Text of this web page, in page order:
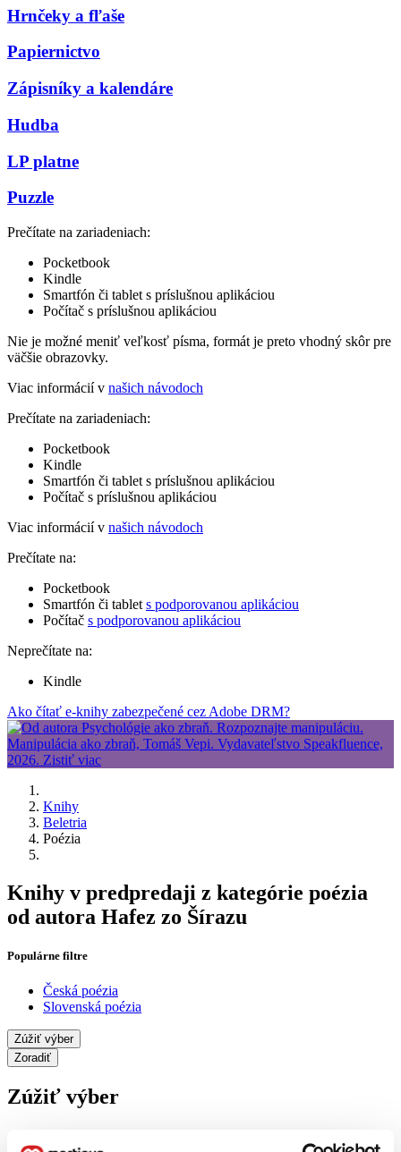
Hrnčeky a fľaše
Papiernictvo
Zápisníky a kalendáre
Hudba
LP platne
Puzzle
Prečítate na zariadeniach:
Pocketbook
Kindle
Smartfón či tablet s príslušnou aplikáciou
Počítač s príslušnou aplikáciou
Nie je možné meniť veľkosť písma, formát je preto vhodný skôr pre
väčšie obrazovky.
Viac informácií v našich návodoch
Prečítate na zariadeniach:
Pocketbook
Kindle
Smartfón či tablet s príslušnou aplikáciou
Počítač s príslušnou aplikáciou
Viac informácií v našich návodoch
Prečítate na:
Pocketbook
Smartfón či tablet s podporovanou aplikáciou
Počítač s podporovanou aplikáciou
Neprečítate na:
Kindle
Ako čítať e-knihy zabezpečené cez Adobe DRM?
Knihy
Beletria
Poézia
Knihy v predpredaji z kategórie poézia
od autora Hafez zo Šírazu
Populárne filtre
Česká poézia
Slovenská poézia
Zúžiť výber
Zoradiť
Zúžiť výber